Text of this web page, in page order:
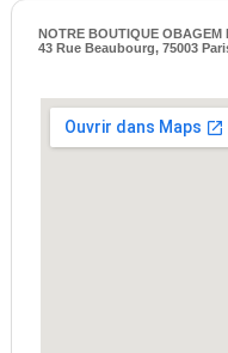
NOTRE BOUTIQUE OBAGEM
43 Rue Beaubourg, 75003